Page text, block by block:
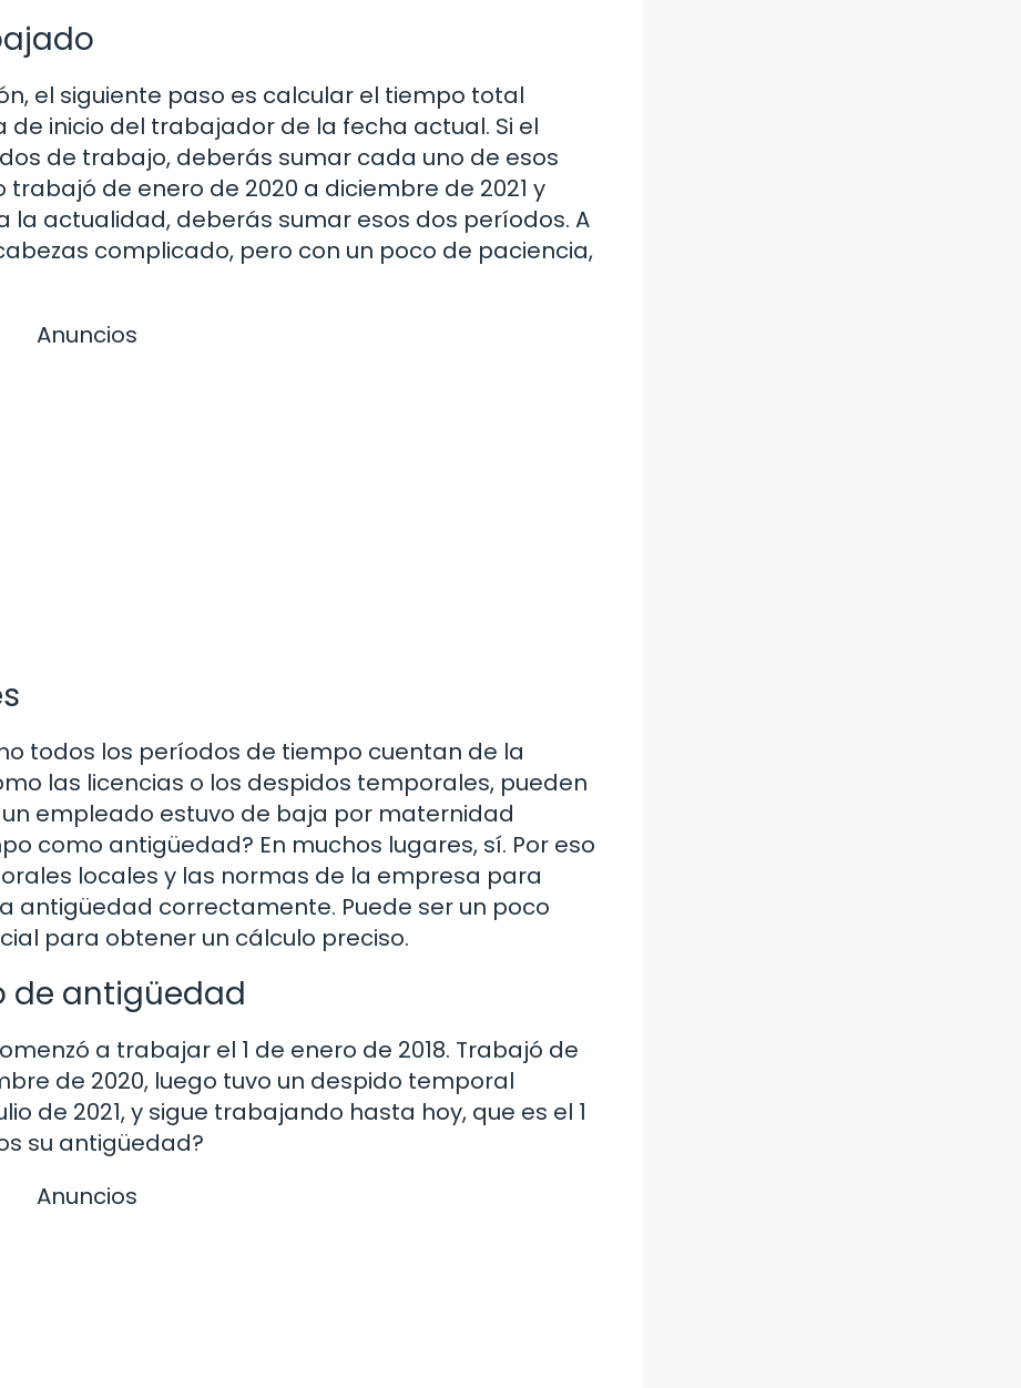
el siguiente paso es calcular el tiempo total
inicio del trabajador de la fecha actual. Si el
de trabajo, deberás sumar cada uno de esos
de enero de 2020 a diciembre de 2021 y
la actualidad, deberás sumar esos dos períodos. A
complicado, pero con un poco de paciencia,
Anuncios
todos los períodos de tiempo cuentan de la
las licencias o los despidos temporales, pueden
empleado estuvo de baja por maternidad
como antigüedad? En muchos lugares, sí. Por eso
locales y las normas de la empresa para
antigüedad correctamente. Puede ser un poco
para obtener un cálculo preciso.
de antigüedad
a trabajar el 1 de enero de 2018. Trabajó de
de 2020, luego tuvo un despido temporal
de 2021, y sigue trabajando hasta hoy, que es el 1
su antigüedad?
Anuncios